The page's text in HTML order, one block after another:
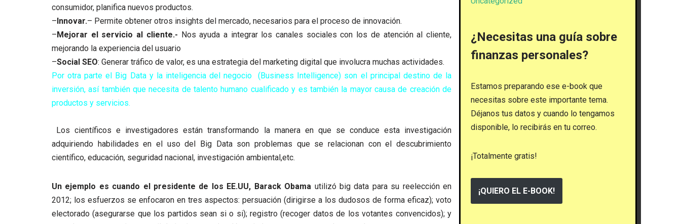
consumidor, planifica nuevos productos.
–Innovar.– Permite obtener otros insights del mercado, necesarios para el proceso de innovación.
–Mejorar el servicio al cliente.- Nos ayuda a integrar los canales sociales con los de atención al cliente,
mejorando la experiencia del usuario
–Social SEO: Generar tráfico de valor, es una estrategia del marketing digital que involucra muchas actividades.
Por otra parte el Big Data y la inteligencia del negocio (Business Intelligence) son el principal destino de la
inversión, así también que necesita de talento humano cualificado y es también la mayor causa de creación de
productos y servicios.
Los científicos e investigadores están transformando la manera en que se conduce esta investigación
adquiriendo habilidades en el uso del Big Data son problemas que se relacionan con el descubrimiento
científico, educación, seguridad nacional, investigación ambiental,etc.
Un ejemplo es cuando el presidente de los EE.UU, Barack Obama utilizó big data para su reelección en
2012; los esfuerzos se enfocaron en tres aspectos: persuación (dirigirse a los dudosos de forma eficaz); voto
electorado (asegurarse que los partidos sean si o si); registro (recoger datos de los votantes convencidos); y
¿Necesitas una guía sobre
finanzas personales?
Estamos preparando ese e-book que
necesitas sobre este importante tema.
Déjanos tus datos y cuando lo tengamos
disponible, lo recibirás en tu correo.
¡Totalmente gratis!
¡QUIERO EL E-BOOK!